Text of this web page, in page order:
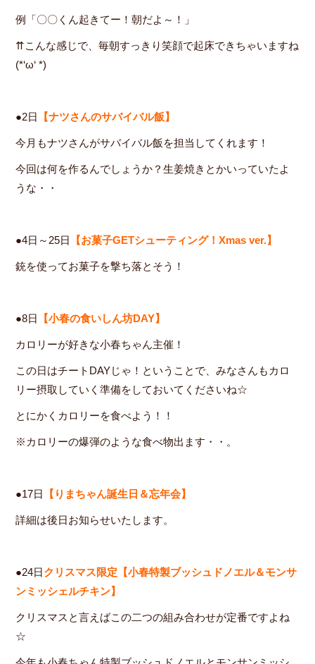
例「〇〇くん起きてー！朝だよ～！」
⇈こんな感じで、毎朝すっきり笑顔で起床できちゃいますね
(*‘ω‘ *)
●2日 【ナツさんのサバイバル飯】
今月もナツさんがサバイバル飯を担当してくれます！
今回は何を作るんでしょうか？生姜焼きとかいっていたよ
うな・・
●4日～25日 【お菓子GETシューティング！Xmas ver.】
銃を使ってお菓子を撃ち落とそう！
●8日 【小春の食いしん坊DAY】
カロリーが好きな小春ちゃん主催！
この日はチートDAYじゃ！ということで、みなさんもカロ
リー摂取していく準備をしておいてくださいね☆
とにかくカロリーを食べよう！！
※カロリーの爆弾のような食べ物出ます・・。
●17日 【りまちゃん誕生日＆忘年会】
詳細は後日お知らせいたします。
●24日クリスマス限定【小春特製ブッシュドノエル＆モンサ
ンミッシェルチキン】
クリスマスと言えばこの二つの組み合わせが定番ですよね
☆